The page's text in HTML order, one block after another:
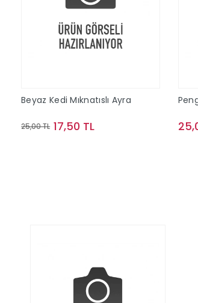
Beyaz Kedi Mıknatıslı Ayra
25,00 TL 17,50 TL